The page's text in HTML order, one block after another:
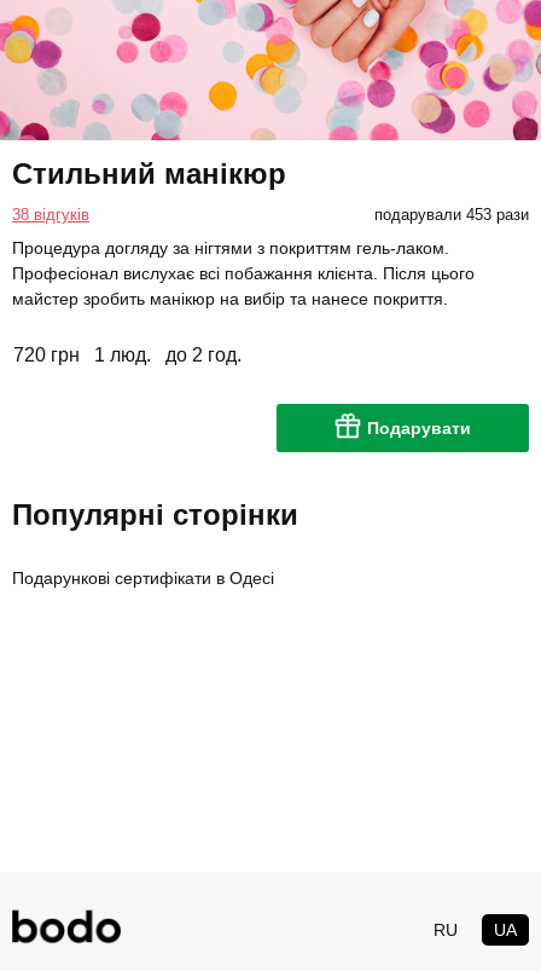
Стильний манікюр
38 відгуків подарували 453 рази
Процедура догляду за нігтями з покриттям гель-лаком.
Професіонал вислухає всі побажання клієнта. Після цього
майстер зробить манікюр на вибір та нанесе покриття.
720 грн 1 люд. до 2 год.
Подарувати
Популярні сторінки
Подарункові сертифікати в Одесі
RU UA